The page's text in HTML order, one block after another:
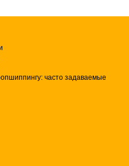
часто задаваемые